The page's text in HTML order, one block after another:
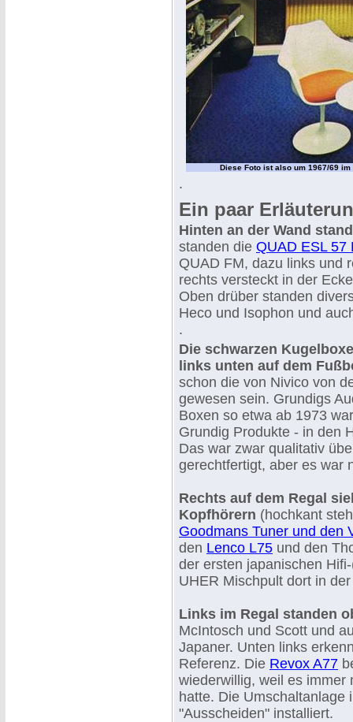
Diese Foto ist also um 1967/69
.
Ein paar
Hinten an der Wand
standen die QUAD ESL 57
QUAD FM, dazu links und
rechts versteckt in der
Oben drüber standen
Heco und Isophon und
.
Die schwarzen
links unten auf dem
schon die von Nivico von
gewesen sein. Grundigs
Boxen so etwa ab 1973
Grundig Produkte - in den
Das war zwar qualitativ
gerechtfertigt, aber es war
Rechts auf dem Regal
Kopfhörern (hochkant
Goodmans Tuner und den
den Lenco L75 und den
der ersten japanischen
UHER Mischpult dort in
Links im Regal standen
McIntosch und Scott und
Japaner. Unten links
Referenz. Die Revox A77
wiederwillig, weil es immer
hatte. Die Umschaltanlage
"Ausscheiden" installiert.